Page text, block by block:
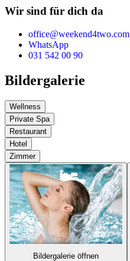
Wir sind für dich da
office@weekend4two.com
WhatsApp
031 542 00 90
Bildergalerie
Wellness
Private Spa
Restaurant
Hotel
Zimmer
Bildergalerie öffnen